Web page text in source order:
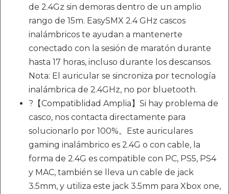
de 2.4Gz sin demoras dentro de un amplio
rango de 15m. EasySMX 2.4 GHz cascos
inalámbricos te ayudan a mantenerte
conectado con la sesión de maratón durante
hasta 17 horas, incluso durante los descansos.
Nota: El auricular se sincroniza por tecnología
inalámbrica de 2.4GHz, no por bluetooth.
?【Compatiblidad Amplia】Si hay problema de
casco, nos contacta directamente para
solucionarlo por 100%。Este auriculares
gaming inalámbrico es 2.4G o con cable, la
forma de 2.4G es compatible con PC, PS5, PS4
y MAC, también se lleva un cable de jack
3.5mm, y utiliza este jack 3.5mm para Xbox one,